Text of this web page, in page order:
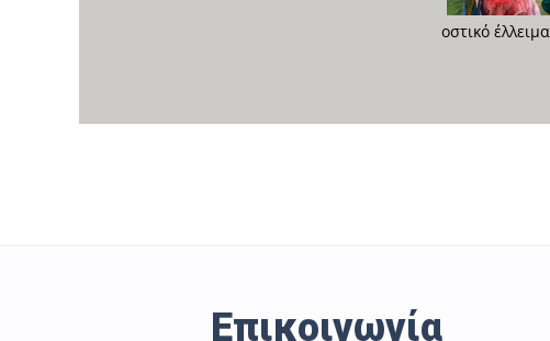
οστικό έλλειμα
Επικοινωνία